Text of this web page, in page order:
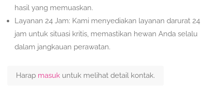
hasil yang memuaskan.
Layanan 24 Jam: Kami menyediakan layanan darurat 24
jam untuk situasi kritis, memastikan hewan Anda selalu
dalam jangkauan perawatan.
Harap masuk untuk melihat detail kontak.